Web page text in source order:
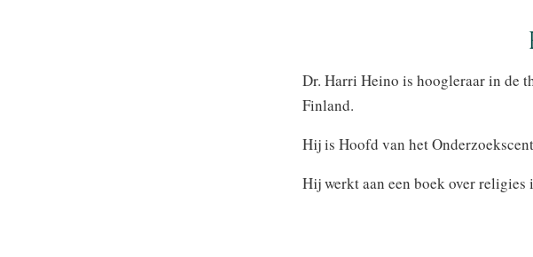
Dr. Harri Heino is hoogleraar in de
Finland.
Hij is Hoofd van het
Hij werkt aan een boek over